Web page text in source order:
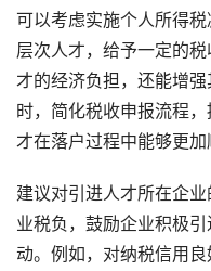
可以考虑实施个人所得
层次人才，给予一定的
才的经济负担，还能增
时，简化税收申报流程
才在落户过程中能够更加
建议对引进人才所在企
业税负，鼓励企业积极
动。例如，对纳税信用